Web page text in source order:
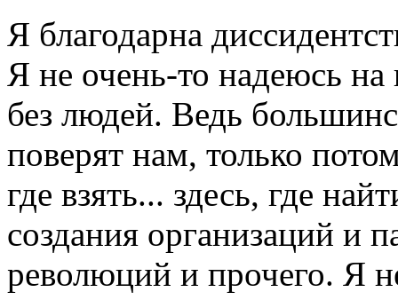
Я благодарна
Я не очень-то надеюсь
без людей. Ведь
поверят нам, только
где взять... здесь, где
создания организаций и
революций и прочего. Я